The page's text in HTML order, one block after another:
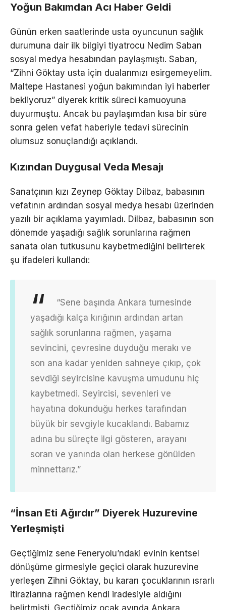
Yoğun Bakımdan Acı Haber Geldi
Günün erken saatlerinde usta oyuncunun sağlık
durumuna dair ilk bilgiyi tiyatrocu Nedim Saban
sosyal medya hesabından paylaşmıştı. Saban,
“Zihni Göktay usta için dualarımızı esirgemeyelim.
Maltepe Hastanesi yoğun bakımından iyi haberler
bekliyoruz” diyerek kritik süreci kamuoyuna
duyurmuştu. Ancak bu paylaşımdan kısa bir süre
sonra gelen vefat haberiyle tedavi sürecinin
olumsuz sonuçlandığı açıklandı.
Kızından Duygusal Veda Mesajı
Sanatçının kızı Zeynep Göktay Dilbaz, babasının
vefatının ardından sosyal medya hesabı üzerinden
yazılı bir açıklama yayımladı. Dilbaz, babasının son
dönemde yaşadığı sağlık sorunlarına rağmen
sanata olan tutkusunu kaybetmediğini belirterek
şu ifadeleri kullandı:
“Sene başında Ankara turnesinde
yaşadığı kalça kırığının ardından artan
sağlık sorunlarına rağmen, yaşama
sevincini, çevresine duyduğu merakı ve
son ana kadar yeniden sahneye çıkıp, çok
sevdiği seyircisine kavuşma umudunu hiç
kaybetmedi. Seyircisi, sevenleri ve
hayatına dokunduğu herkes tarafından
büyük bir sevgiyle kucaklandı. Babamız
adına bu süreçte ilgi gösteren, arayanı
soran ve yanında olan herkese gönülden
minnettarız.”
“İnsan Eti Ağırdır” Diyerek Huzurevine
Yerleşmişti
Geçtiğimiz sene Feneryolu’ndaki evinin kentsel
dönüşüme girmesiyle geçici olarak huzurevine
yerleşen Zihni Göktay, bu kararı çocuklarının ısrarlı
itirazlarına rağmen kendi iradesiyle aldığını
belirtmişti. Geçtiğimiz ocak ayında Ankara